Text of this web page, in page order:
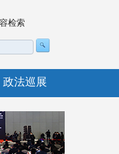
检索
政法巡展